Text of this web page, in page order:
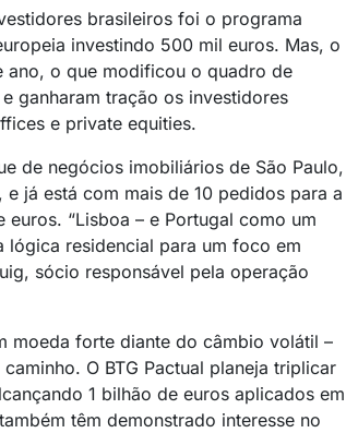
brasileiros foi o programa
investindo 500 mil euros. Mas, o
o que modificou o quadro de
ganharam tração os investidores
e private equities.
de negócios imobiliários de São Paulo,
já está com mais de 10 pedidos para a
“Lisboa – e Portugal como um
lógica residencial para um foco em
sócio responsável pela operação
moeda forte diante do câmbio volátil –
O BTG Pactual planeja triplicar
1 bilhão de euros aplicados em
têm demonstrado interesse no